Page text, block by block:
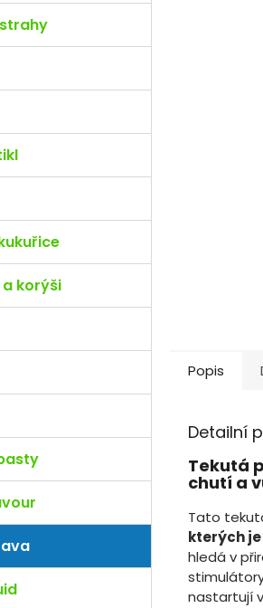
a korýši
Popis
Detailní
Tekutá
chutí a
Tato
kterých
hledá v
nastartují